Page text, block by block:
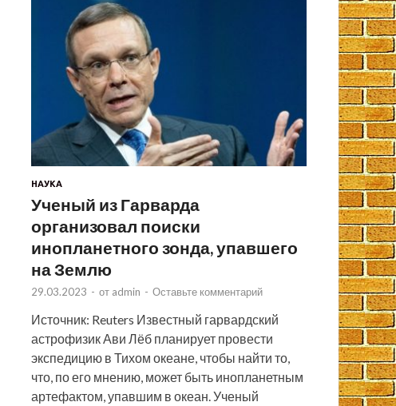
НАУКА
Ученый из Гарварда
организовал поиски
инопланетного зонда, упавшего
на Землю
29.03.2023 - от admin - Оставьте комментарий
Источник: Reuters Известный гарвардский
астрофизик Ави Лёб планирует провести
экспедицию в Тихом океане, чтобы найти то,
что, по его мнению, может быть инопланетным
артефактом, упавшим в океан. Ученый